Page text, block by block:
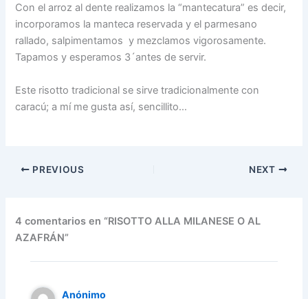
Con el arroz al dente realizamos la “mantecatura” es decir,
incorporamos la manteca reservada y el parmesano
rallado, salpimentamos y mezclamos vigorosamente.
Tapamos y esperamos 3´antes de servir.
Este risotto tradicional se sirve tradicionalmente con
caracú; a mí me gusta así, sencillito…
PREVIOUS NEXT
4 comentarios en “RISOTTO ALLA MILANESE O AL
AZAFRÁN”
Anónimo